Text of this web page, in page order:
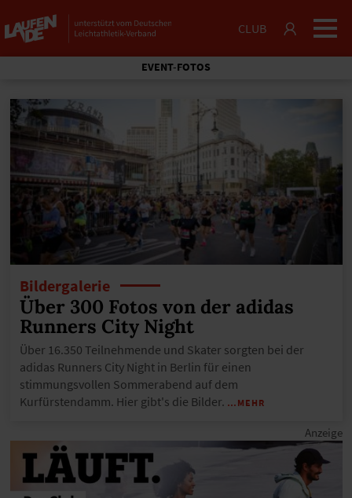
CLUB
EVENT-FOTOS
Bildergalerie
Über 300 Fotos von der adidas
Runners City Night
Über 16.350 Teilnehmende und Skater sorgten bei der
adidas Runners City Night in Berlin für einen
stimmungsvollen Sommerabend auf dem
Kurfürstendamm. Hier gibt's die Bilder. …MEHR